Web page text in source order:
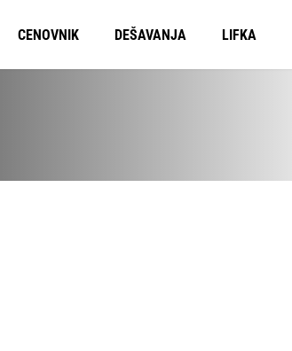
CENOVNIK DEŠAVANJA LIFKA